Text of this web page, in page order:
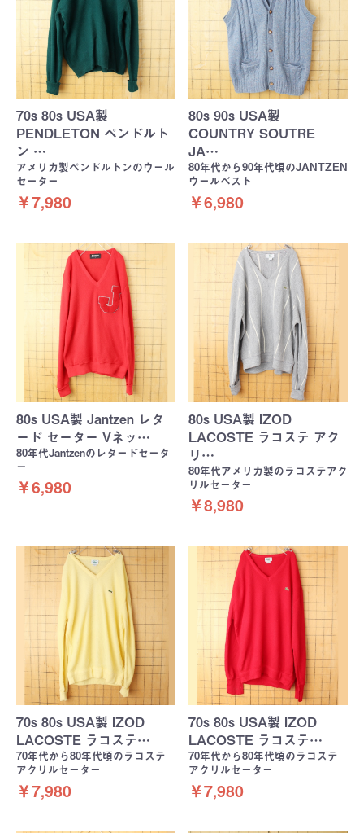
70s 80s USA製
PENDLETON ペンドルト
ン …
アメリカ製ペンドルトンのウール
セーター
￥7,980
80s 90s USA製
COUNTRY SOUTRE
JA…
80年代から90年代頃のJANTZEN
ウールベスト
￥6,980
80s USA製 Jantzen レタ
ード セーター Vネッ…
80年代Jantzenのレタードセータ
ー
￥6,980
80s USA製 IZOD
LACOSTE ラコステ アク
リ…
80年代アメリカ製のラコステアク
リルセーター
￥8,980
70s 80s USA製 IZOD
LACOSTE ラコステ…
70年代から80年代頃のラコステ
アクリルセーター
￥7,980
70s 80s USA製 IZOD
LACOSTE ラコステ…
70年代から80年代頃のラコステ
アクリルセーター
￥7,980